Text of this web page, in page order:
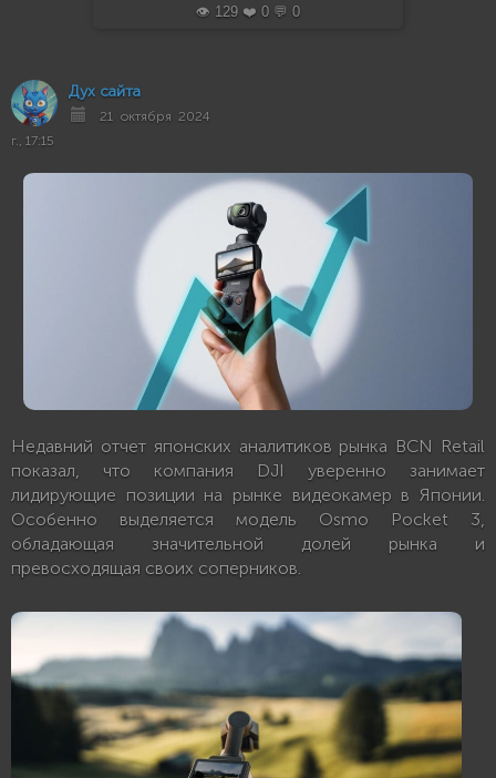
👁️ 129 ❤️ 0 💬 0
Дух сайта
21 октября 2024
г., 17:15
Недавний отчет японских аналитиков рынка BCN Retail
показал, что компания DJI уверенно занимает
лидирующие позиции на рынке видеокамер в Японии.
Особенно выделяется модель Osmo Pocket 3,
обладающая значительной долей рынка и
превосходящая своих соперников.